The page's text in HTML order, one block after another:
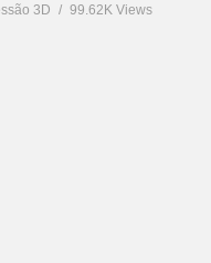
3D 99.62K Views